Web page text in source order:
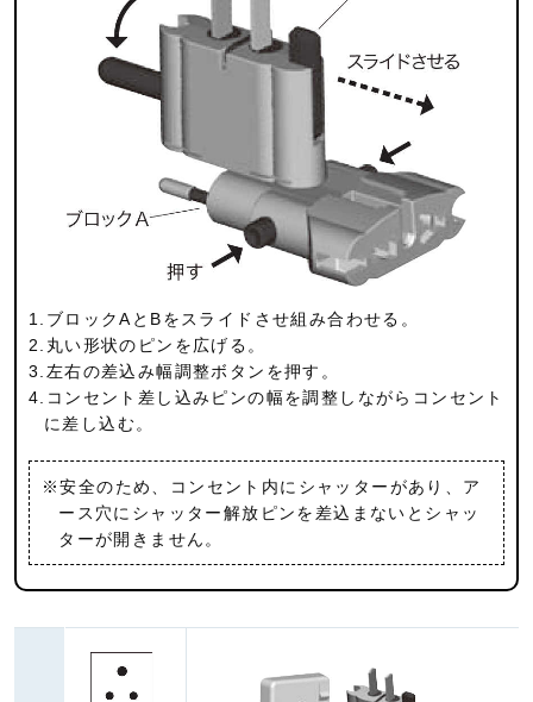
1.ブロックAとBをスライドさせ組み合わせる。
2.丸い形状のピンを広げる。
3.左右の差込み幅調整ボタンを押す。
4.コンセント差し込みピンの幅を調整しながらコンセント
に差し込む。
※安全のため、コンセント内にシャッターがあり、ア
ース穴にシャッター解放ピンを差込まないとシャッ
ターが開きません。